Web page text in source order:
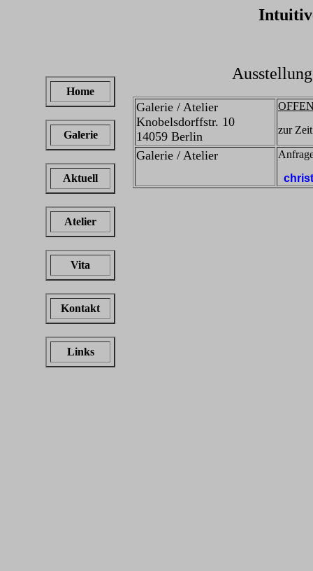
Intuitives
Home
Galerie
Aktuell
Atelier
Vita
Kontakt
Links
Galerie / Atelier
Knobelsdorffstr. 10
14059 Berlin
zur
Galerie / Atelier